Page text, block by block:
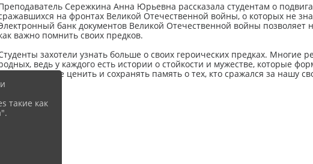
Сережкина Анна Юрьевна рассказала студентам о
на фронтах Великой Отечественной войны, о которых не
банк документов Великой Отечественной войны позволяет
важно помнить своих предков.
захотели узнать больше о своих героических предках.
ведь у каждого есть истории о стойкости и мужестве, которые
вместе ценить и сохранять память о тех, кто сражался за нашу
такие как